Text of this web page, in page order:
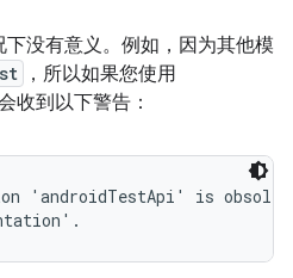
没有意义。例如，因为其他模
，所以如果您使用
收到以下警告：
'androidTestApi' is